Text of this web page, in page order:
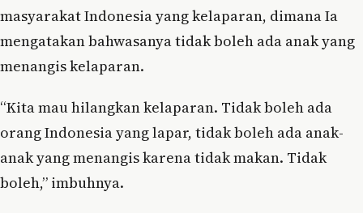
masyarakat Indonesia yang kelaparan, dimana Ia
mengatakan bahwasanya tidak boleh ada anak yang
menangis kelaparan.
“Kita mau hilangkan kelaparan. Tidak boleh ada
orang Indonesia yang lapar, tidak boleh ada anak-
anak yang menangis karena tidak makan. Tidak
boleh,” imbuhnya.